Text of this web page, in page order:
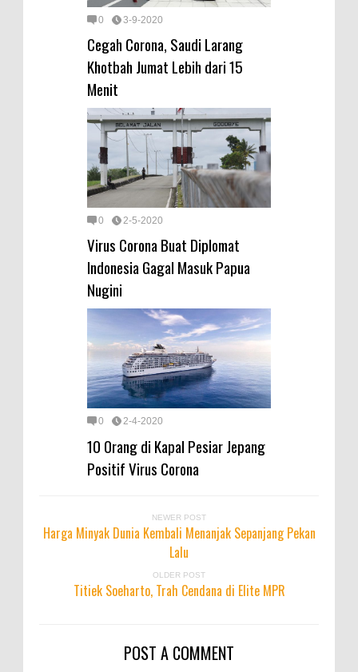
0 3-9-2020
Cegah Corona, Saudi Larang
Khotbah Jumat Lebih dari 15
Menit
0 2-5-2020
Virus Corona Buat Diplomat
Indonesia Gagal Masuk Papua
Nugini
0 2-4-2020
10 Orang di Kapal Pesiar Jepang
Positif Virus Corona
NEWER POST
Harga Minyak Dunia Kembali Menanjak Sepanjang Pekan
Lalu
OLDER POST
Titiek Soeharto, Trah Cendana di Elite MPR
POST A COMMENT